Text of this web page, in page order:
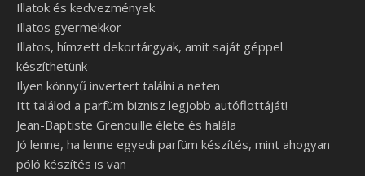
Illatok és kedvezmények
Illatos gyermekkor
Illatos, hímzett dekortárgyak, amit saját géppel
készíthetünk
Ilyen könnyű invertert találni a neten
Itt találod a parfüm biznisz legjobb autóflottáját!
Jean-Baptiste Grenouille élete és halála
Jó lenne, ha lenne egyedi parfüm készítés, mint ahogyan
póló készítés is van